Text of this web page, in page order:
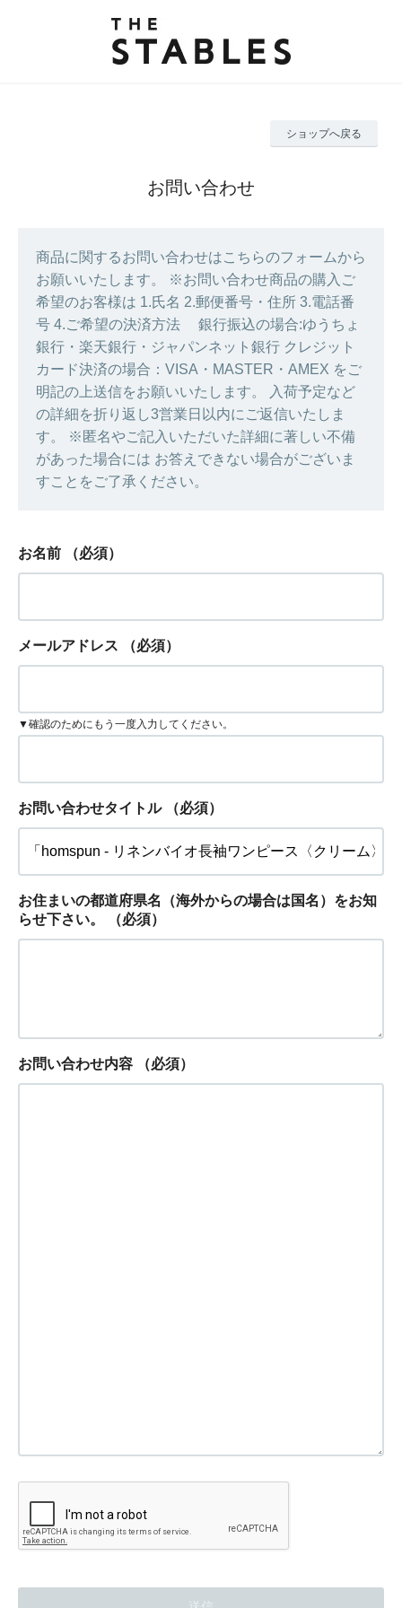
ショップへ戻る
お問い合わせ
商品に関するお問い合わせはこちらのフォームから
お願いいたします。 ※お問い合わせ商品の購入ご
希望のお客様は 1.氏名 2.郵便番号・住所 3.電話番
号 4.ご希望の決済方法 銀行振込の場合:ゆうちょ
銀行・楽天銀行・ジャパンネット銀行 クレジット
カード決済の場合：VISA・MASTER・AMEX をご
明記の上送信をお願いいたします。 入荷予定など
の詳細を折り返し3営業日以内にご返信いたしま
す。 ※匿名やご記入いただいた詳細に著しい不備
があった場合には お答えできない場合がございま
すことをご了承ください。
お名前 （必須）
メールアドレス （必須）
▼確認のためにもう一度入力してください。
お問い合わせタイトル （必須）
お住まいの都道府県名（海外からの場合は国名）をお知
らせ下さい。
（必須）
お問い合わせ内容 （必須）